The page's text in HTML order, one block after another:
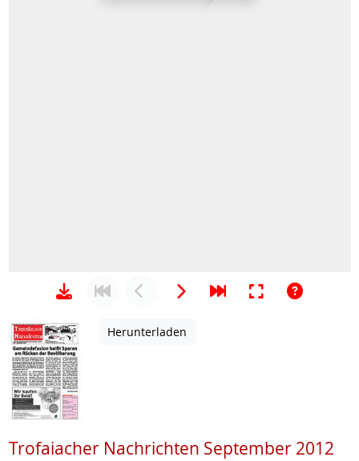
Herunterladen
Trofaiacher Nachrichten September 2012